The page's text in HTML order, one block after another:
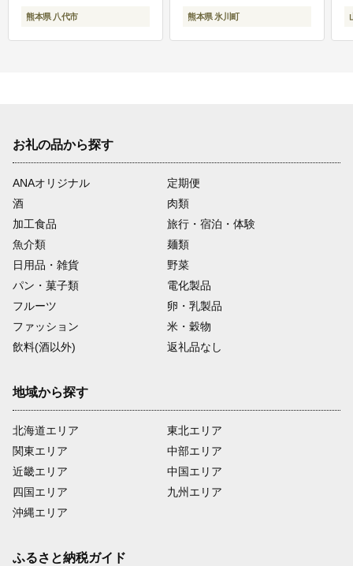
熊本県 八代市 熊本県 氷川町
お礼の品から探す
ANAオリジナル
定期便
酒
肉類
加工食品
旅行・宿泊・体験
魚介類
麺類
日用品・雑貨
野菜
パン・菓子類
電化製品
フルーツ
卵・乳製品
ファッション
米・穀物
飲料(酒以外)
返礼品なし
地域から探す
北海道エリア
関東エリア
近畿エリア
四国エリア
沖縄エリア
東北エリア
中部エリア
中国エリア
九州エリア
ふるさと納税ガイド